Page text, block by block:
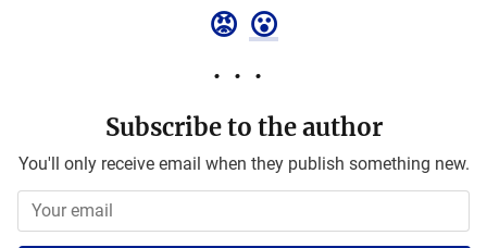
😡 😮
Subscribe to the author
You'll only receive email when they publish something new.